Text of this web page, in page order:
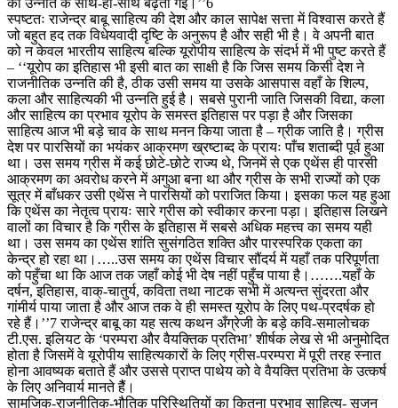
की उन्नति के साथ-ही-साथ बढ़ती गई।’’6
स्पष्टतः राजेन्द्र बाबू साहित्य की देश और काल सापेक्ष सत्ता में विश्वास करते हैं
जो बहुत हद तक विधेयवादी दृष्टि के अनुरूप है और सही भी है। वे अपनी बात
को न केवल भारतीय साहित्य बल्कि यूरोपीय साहित्य के संदर्भ में भी पुष्ट करते हैं
– ‘‘यूरोप का इतिहास भी इसी बात का साक्षी है कि जिस समय किसी देश ने
राजनीतिक उन्नति की है, ठीक उसी समय या उसके आसपास वहाँ के शिल्प,
कला और साहित्यकी भी उन्नति हुई है। सबसे पुरानी जाति जिसकी विद्या, कला
और साहित्य का प्रभाव यूरोप के समस्त इतिहास पर पड़ा है और जिसका
साहित्य आज भी बड़े चाव के साथ मनन किया जाता है – ग्रीक जाति है। ग्रीस
देश पर पारसियों का भयंकर आक्रमण ख्रष्टाब्द के प्रायः पाँच शताब्दी पूर्व हुआ
था। उस समय ग्रीस में कई छोटे-छोटे राज्य थे, जिनमें से एक एथेंस ही पारसी
आक्रमण का अवरोध करने में अगुआ बना था और ग्रीस के सभी राज्यों को एक
सूत्र में बाँधकर उसी एथेंस ने पारसियों को पराजित किया। इसका फल यह हुआ
कि एथेंस का नेतृत्व प्रायः सारे ग्रीस को स्वीकार करना पड़ा। इतिहास लिखने
वालों का विचार है कि ग्रीस के इतिहास में सबसे अधिक महत्त्व का समय यही
था। उस समय का एथेंस शांति सुसंगठित शक्ति और पारस्परिक एकता का
केन्द्र हो रहा था।…..उस समय का एथेंस विचार सौंदर्य में यहाँ तक परिपूर्णता
को पहुँचा था कि आज तक जहाँ कोई भी देष नहीं पहुँच पाया है।…….यहाँ के
दर्षन, इतिहास, वाक्-चातुर्य, कविता तथा नाटक सभी में अत्यन्त सुंदरता और
गांमीर्य पाया जाता है और आज तक वे ही समस्त यूरोप के लिए पथ-प्रदर्षक हो
रहे हैं।’’7 राजेन्द्र बाबू का यह सत्य कथन अँग्रेजी के बड़े कवि-समालोचक
टी.एस. इलियट के ‘परम्परा और वैयक्तिक प्रतिभा’ शीर्षक लेख से भी अनुमोदित
होता है जिसमें वे यूरोपीय साहित्यकारों के लिए ग्रीस-परम्परा में पूरी तरह स्नात
होना आवष्यक बताते हैं और उससे प्राप्त पाथेय को वे वैयक्ति प्रतिभा के उत्कर्ष
के लिए अनिवार्य मानते हैैं।
सामजिक-राजनीतिक-भौतिक परिस्थितियों का कितना प्रभाव साहित्य- सृजन